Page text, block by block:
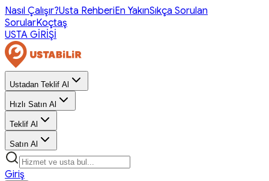
Nasıl Çalışır?Usta RehberiEn YakınSıkça Sorulan
SorularKoçtaş
USTA GİRİŞİ
Ustadan Teklif Al
Hızlı Satın Al
Teklif Al
Satın Al
Giriş